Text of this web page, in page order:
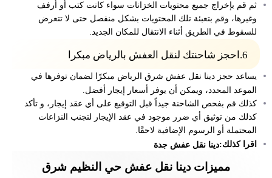
ثم قم بإخراج جميع محتويات الخزانات سواء كانت كتب أو أرفف
وغيرها، وقم بتعبئة تلك المحتويات بشكل منفصل حتى لا تتعرض
للسقوط في الطريق أثناء الانتقال للمكان الجديد.
6.احجز شاحنتك لنقل العفش بالرياض مبكرا
يساعد حجز دينا نقل عفش شرق الرياض مبكرًا لضمان توفرها في
الموعد المحدد، ويمكن أن يوفر أسعار إيجار أفضل.
كذلك قم بفحص الشاحنة جيداً قبل التوقيع على أي عقد إيجار، و تأكد
كذلك من توثيق أي ضرر موجود في عقد الإيجار لتجنب النزاعات
المحتملة أو الرسوم الإضافية لاحقًا.
اقرا كذلك:دينا نقل عفش جدة
مميزات دينا نقل عفش حي النظيم شرق